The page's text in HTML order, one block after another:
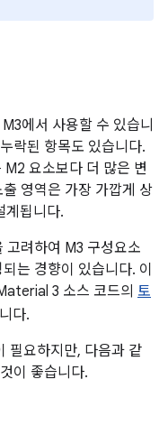
에서 사용할 수 있습니
락된 항목도 있습니다.
요소보다 더 많은 변
영역은 가장 가깝게 상
계됩니다.
고려하여 M3 구성요소
는 경향이 있습니다. 이
3 소스 코드의 토
다.
필요하지만, 다음과 같
이 좋습니다.